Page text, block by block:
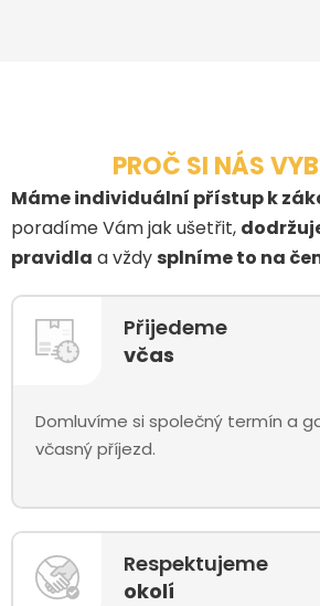
PROČ SI NÁS
Máme individuální přístup k
poradíme Vám jak ušetřit,
pravidla a vždy splníme to na
Přijedeme
včas
Domluvíme si společný termín a
včasný příjezd.
Respektujeme
okolí